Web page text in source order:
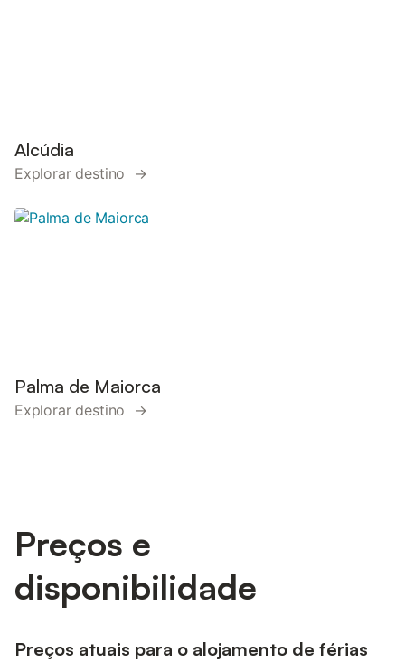
Alcúdia
Explorar destino →
Palma de Maiorca
Explorar destino →
Preços e
disponibilidade
Preços atuais para o alojamento de férias